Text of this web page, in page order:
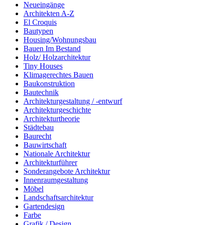
Neueingänge
Architekten A-Z
El Croquis
Bautypen
Housing/Wohnungsbau
Bauen Im Bestand
Holz/ Holzarchitektur
Tiny Houses
Klimagerechtes Bauen
Baukonstruktion
Bautechnik
Architekturgestaltung / -entwurf
Architekturgeschichte
Architekturtheorie
Städtebau
Baurecht
Bauwirtschaft
Nationale Architektur
Architekturführer
Sonderangebote Architektur
Innenraumgestaltung
Möbel
Landschaftsarchitektur
Gartendesign
Farbe